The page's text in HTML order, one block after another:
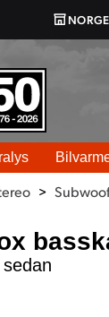
>